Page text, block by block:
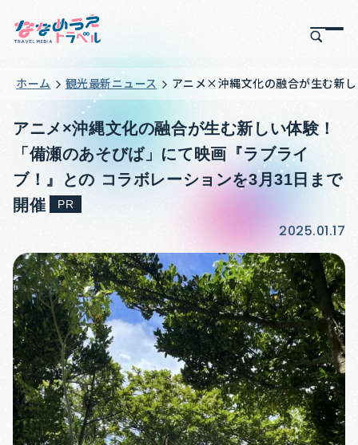
ホーム 観光最新ニュース アニメ×沖縄文化の融合が生む新
アニメ×沖縄文化の融合が生む新しい体験！
「備瀬のあそびば」にて映画『ラブライ
ブ！』との コラボレーションを3月31日まで
開催
PR
2025.01.17